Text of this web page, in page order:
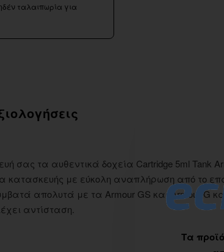
Τα
ταλαιπωρία για
σας τα αυθεντικά δοχεία Cartridge 5ml Tank
κατασκευής με εύκολη αναπλήρωση από το
απολυτά με τα Armour GS και Armour G
αντίσταση.